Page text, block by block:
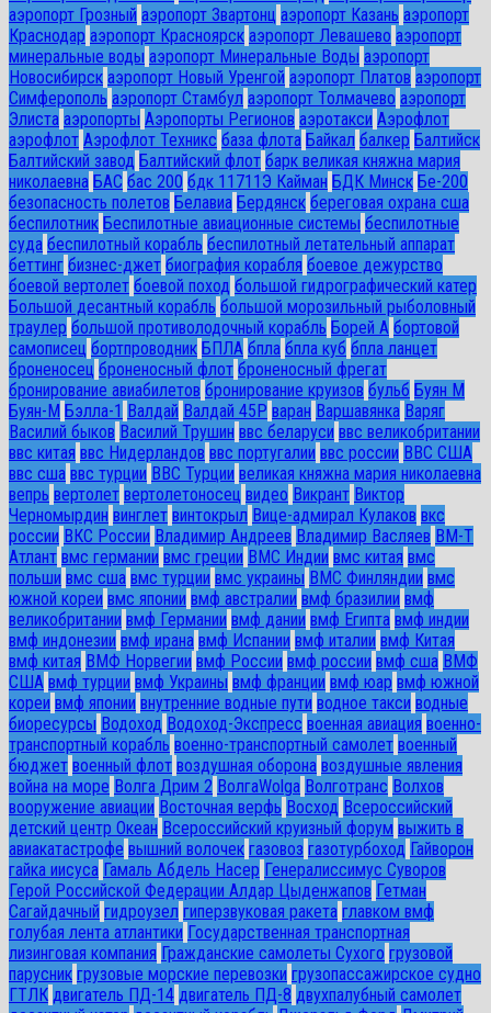
аэропорт Грозный аэропорт Звартонц аэропорт Казань аэропорт
Краснодар аэропорт Красноярск аэропорт Левашево аэропорт
минеральные воды аэропорт Минеральные Воды аэропорт
Новосибирск аэропорт Новый Уренгой аэропорт Платов аэропорт
Симферополь аэропорт Стамбул аэропорт Толмачево аэропорт
Элиста аэропорты Аэропорты Регионов аэротакси Аэрофлот
аэрофлот Аэрофлот Техникс база флота Байкал балкер Балтийск
Балтийский завод Балтийский флот барк великая княжна мария
николаевна БАС бас 200 бдк 11711Э Кайман БДК Минск Бе-200
безопасность полетов Белавиа Бердянск береговая охрана сша
беспилотник Беспилотные авиационные системы беспилотные
суда беспилотный корабль беспилотный летательный аппарат
беттинг бизнес-джет биография корабля боевое дежурство
боевой вертолет боевой поход большой гидрографический катер
Большой десантный корабль большой морозильный рыболовный
траулер большой противолодочный корабль Борей А бортовой
самописец бортпроводник БПЛА бпла бпла куб бпла ланцет
броненосец броненосный флот броненосный фрегат
бронирование авиабилетов бронирование круизов бульб Буян М
Буян-М Бэлла-1 Валдай Валдай 45Р варан Варшавянка Варяг
Василий быков Василий Трушин ввс беларуси ввс великобритании
ввс китая ввс Нидерландов ввс португалии ввс россии ВВС США
ввс сша ввс турции ВВС Турции великая княжна мария николаевна
вепрь вертолет вертолетоносец видео Викрант Виктор
Черномырдин винглет винтокрыл Вице-адмирал Кулаков вкс
россии ВКС России Владимир Андреев Владимир Васляев ВМ-Т
Атлант вмс германии вмс греции ВМС Индии вмс китая вмс
польши вмс сша вмс турции вмс украины ВМС Финляндии вмс
южной кореи вмс японии вмф австралии вмф бразилии вмф
великобритании вмф Германии вмф дании вмф Египта вмф индии
вмф индонезии вмф ирана вмф Испании вмф италии вмф Китая
вмф китая ВМФ Норвегии вмф России вмф россии вмф сша ВМФ
США вмф турции вмф Украины вмф франции вмф юар вмф южной
кореи вмф японии внутренние водные пути водное такси водные
биоресурсы Водоход Водоход-Экспресс военная авиация военно-
транспортный корабль военно-транспортный самолет военный
бюджет военный флот воздушная оборона воздушные явления
война на море Волга Дрим 2 ВолгаWolga Волготранс Волхов
вооружение авиации Восточная верфь Восход Всероссийский
детский центр Океан Всероссийский круизный форум выжить в
авиакатастрофе вышний волочек газовоз газотурбоход Гайворон
гайка иисуса Гамаль Абдель Насер Генералиссимус Суворов
Герой Российской Федерации Алдар Цыденжапов Гетман
Сагайдачный гидроузел гиперзвуковая ракета главком вмф
голубая лента атлантики Государственная транспортная
лизинговая компания Гражданские самолеты Сухого грузовой
парусник грузовые морские перевозки грузопассажирское судно
ГТЛК двигатель ПД-14 двигатель ПД-8 двухпалубный самолет